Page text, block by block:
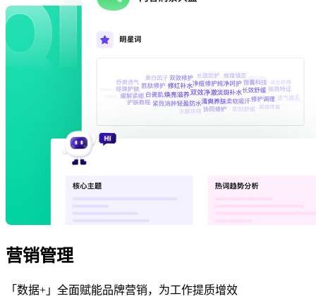
营销管理
「数据+」全面赋能品牌营销，为工作提质增效